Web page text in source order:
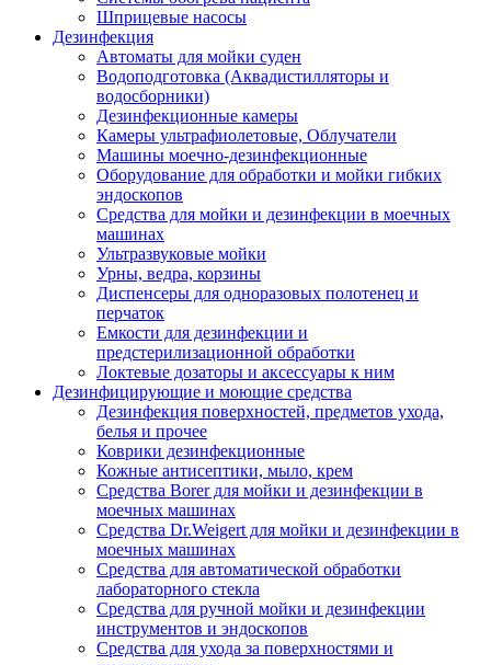
Шприцевые насосы
Дезинфекция
Автоматы для мойки суден
Водоподготовка (Аквадистилляторы и
водосборники)
Дезинфекционные камеры
Камеры ультрафиолетовые, Облучатели
Машины моечно-дезинфекционные
Оборудование для обработки и мойки гибких
эндоскопов
Средства для мойки и дезинфекции в моечных
машинах
Ультразвуковые мойки
Урны, ведра, корзины
Диспенсеры для одноразовых полотенец и
перчаток
Емкости для дезинфекции и
предстерилизационной обработки
Локтевые дозаторы и аксессуары к ним
Дезинфицирующие и моющие средства
Дезинфекция поверхностей, предметов ухода,
белья и прочее
Коврики дезинфекционные
Кожные антисептики, мыло, крем
Средства Borer для мойки и дезинфекции в
моечных машинах
Средства Dr.Weigert для мойки и дезинфекции в
моечных машинах
Средства для автоматической обработки
лабораторного стекла
Средства для ручной мойки и дезинфекции
инструментов и эндоскопов
Средства для ухода за поверхностями и